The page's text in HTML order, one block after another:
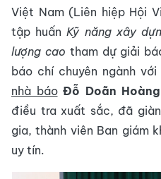
Việt Nam (Liên hiệp Hội
tập huấnKỹ năng xây
lượng cao tham dự giải
báo chí chuyên ngành
nhà báo Đỗ Doãn Hoàng
điều tra xuất sắc, đã
gia, thành viên Ban giám
uy tín.